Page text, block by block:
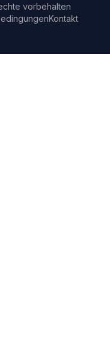
vorbehalten
Kontakt